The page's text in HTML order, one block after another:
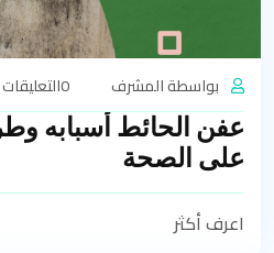
بواسطة المشرف
عفن الحائط أسبابه
على الصحة
اعرف أكثر